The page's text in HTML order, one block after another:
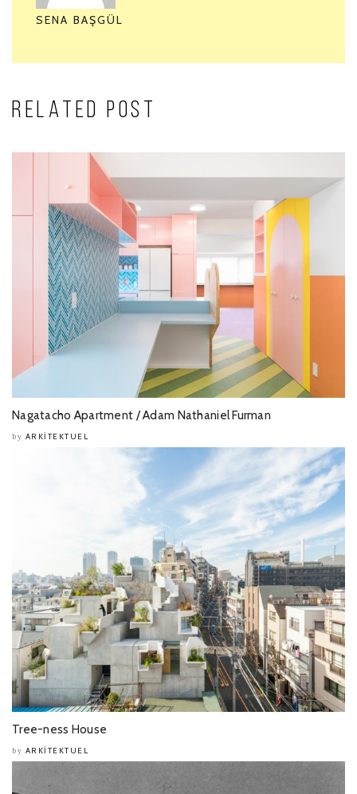
SENA BAŞGÜL
RELATED POST
Nagatacho Apartment / Adam Nathaniel Furman
by ARKITEKTUEL
Tree-ness House
by ARKITEKTUEL